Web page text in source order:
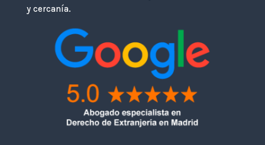
y cercanía.